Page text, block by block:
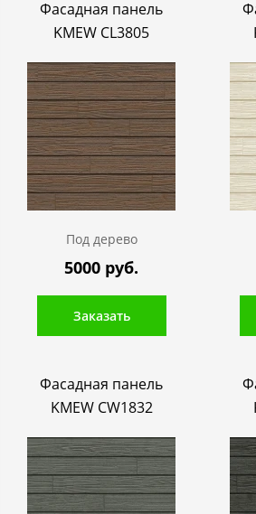
Фасадная панель
KMEW CL3805
Под дерево
5000 руб.
Заказать
Фасадная панель
KMEW CW1832